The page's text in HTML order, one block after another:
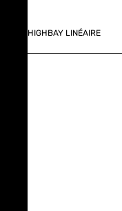
HIGHBAY LINÉAIRE